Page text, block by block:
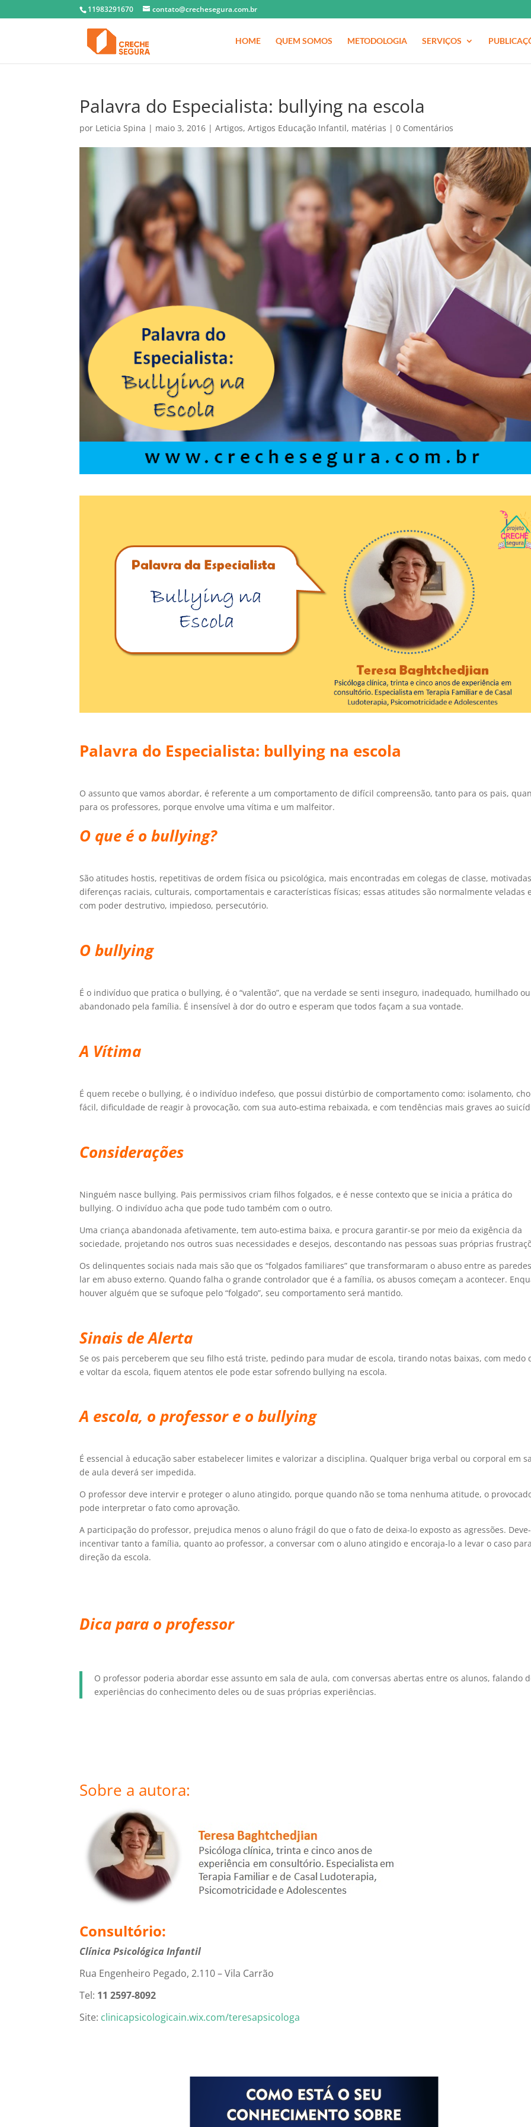
11983291670 contato@crechesegura.com.br
HOME QUEM SOMOS METODOLOGIA SERVIÇOS
Palavra do Especialista: bullying na escola
por Leticia Spina | maio 3, 2016 |Artigos,Artigos Educação Infantil, matérias |0 Comentários
Palavra do Especialista: bullying na escola
O assunto que vamos abordar, é referente a um comportamento de difícil compreensão, tanto para os pais,
para os professores, porque envolve uma vítima e um malfeitor.
O que é o bullying?
São atitudes hostis, repetitivas de ordem física ou psicológica, mais encontradas em colegas de classe,
diferenças raciais, culturais, comportamentais e características físicas; essas atitudes são normalmente veladas
com poder destrutivo, impiedoso, persecutório.
O bullying
É o indivíduo que pratica o bullying, é o “valentão”, que na verdade se senti inseguro, inadequado, humilhado ou
abandonado pela família. É insensível à dor do outro e esperam que todos façam a sua vontade.
A Vítima
É quem recebe o bullying, é o indivíduo indefeso, que possui distúrbio de comportamento como: isolamento,
fácil, dificuldade de reagir à provocação, com sua auto-estima rebaixada, e com tendências mais graves ao
Considerações
Ninguém nasce bullying. Pais permissivos criam filhos folgados, e é nesse contexto que se inicia a prática do
bullying. O indivíduo acha que pode tudo também com o outro.
Uma criança abandonada afetivamente, tem auto-estima baixa, e procura garantir-se por meio da exigência da
sociedade, projetando nos outros suas necessidades e desejos, descontando nas pessoas suas próprias
Os delinquentes sociais nada mais são que os “folgados familiares” que transformaram o abuso entre as
lar em abuso externo. Quando falha o grande controlador que é a família, os abusos começam a acontecer.
houver alguém que se sufoque pelo “folgado”, seu comportamento será mantido.
Sinais de Alerta
Se os pais perceberem que seu filho está triste, pedindo para mudar de escola, tirando notas baixas, com medo
e voltar da escola, fiquem atentos ele pode estar sofrendo bullying na escola.
A escola, o professor e o bullying
É essencial à educação saber estabelecer limites e valorizar a disciplina. Qualquer briga verbal ou corporal em
de aula deverá ser impedida.
O professor deve intervir e proteger o aluno atingido, porque quando não se toma nenhuma atitude, o
pode interpretar o fato como aprovação.
A participação do professor, prejudica menos o aluno frágil do que o fato de deixa-lo exposto as agressões.
incentivar tanto a família, quanto ao professor, a conversar com o aluno atingido e encoraja-lo a levar o caso
direção da escola.
Dica para o professor
O professor poderia abordar esse assunto em sala de aula, com conversas abertas entre os alunos, falando
experiências do conhecimento deles ou de suas próprias experiências.
Sobre a autora:
Consultório:
Clínica Psicológica Infantil
Rua Engenheiro Pegado, 2.110 – Vila Carrão
Tel: 11 2597-8092
Site: clinicapsicologicain.wix.com/teresapsicologa